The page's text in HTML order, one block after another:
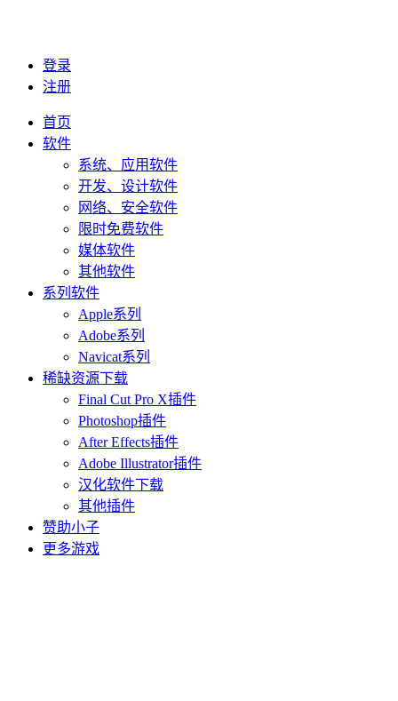
登录
注册
首页
软件
系统、应用软件
开发、设计软件
网络、安全软件
限时免费软件
媒体软件
其他软件
系列软件
Apple系列
Adobe系列
Navicat系列
稀缺资源下载
Final Cut Pro X插件
Photoshop插件
After Effects插件
Adobe Illustrator插件
汉化软件下载
其他插件
赞助小子
更多游戏